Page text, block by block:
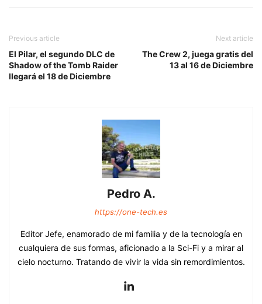
Previous article
El Pilar, el segundo DLC de
Shadow of the Tomb Raider
llegará el 18 de Diciembre
Next article
The Crew 2, juega gratis del
13 al 16 de Diciembre
Pedro A.
https://one-tech.es
Editor Jefe, enamorado de mi familia y de la tecnología en
cualquiera de sus formas, aficionado a la Sci-Fi y a mirar al
cielo nocturno. Tratando de vivir la vida sin remordimientos.